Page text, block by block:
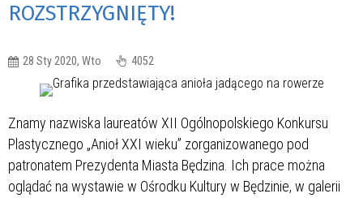
ROZSTRZYGNIĘTY!
28 Sty 2020, Wto 4052
Znamy nazwiska laureatów XII Ogólnopolskiego Konkursu
Plastycznego „Anioł XXI wieku” zorganizowanego pod
patronatem Prezydenta Miasta Będzina. Ich prace można
oglądać na wystawie w Ośrodku Kultury w Będzinie, w galerii